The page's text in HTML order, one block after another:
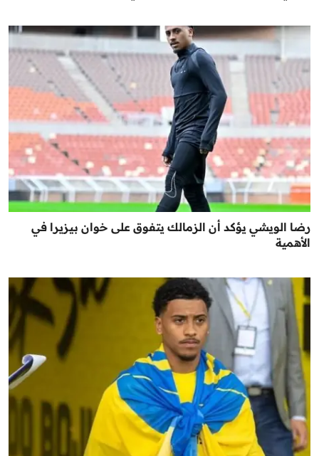
رضا الويشي يؤكد أن الزمالك يتفوق على خوان بيزيرا في
الأهمية